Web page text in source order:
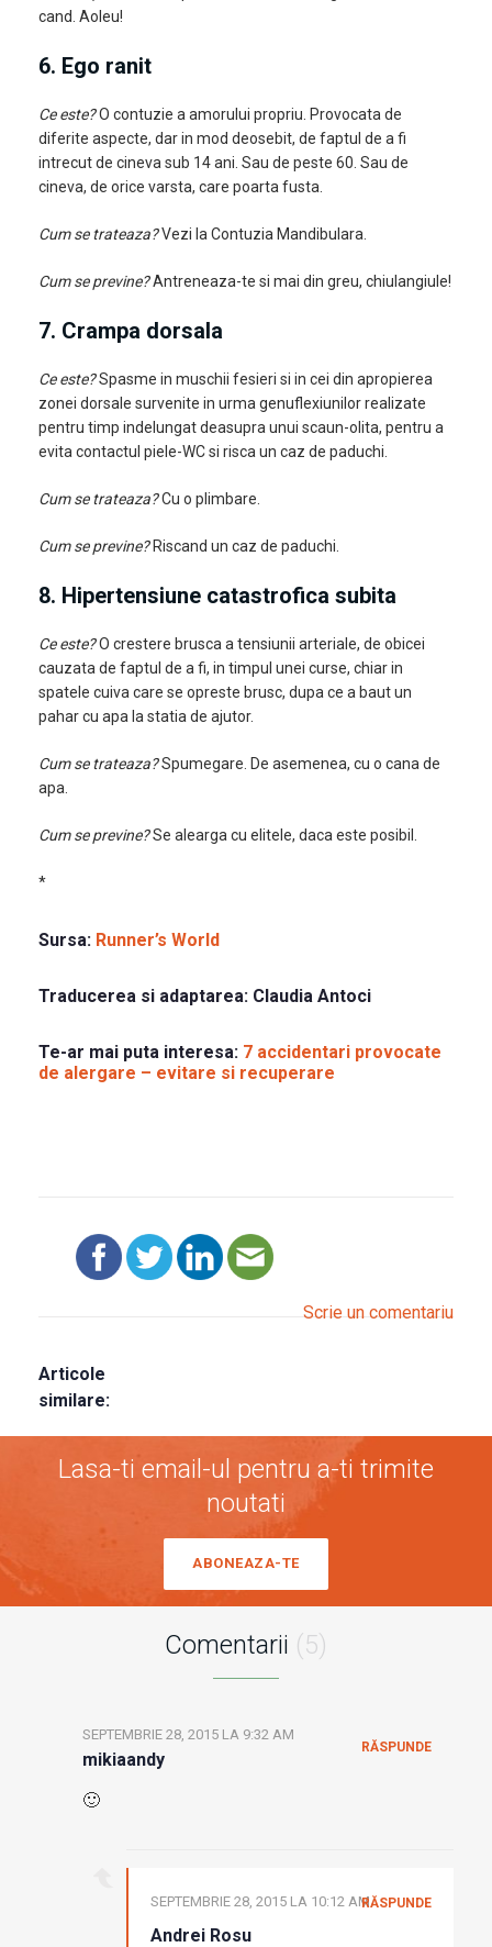
cand. Aoleu!
6. Ego ranit
Ce este?O contuzie a amorului propriu. Provocata de
diferite aspecte, dar in mod deosebit, de faptul de a fi
intrecut de cineva sub 14 ani. Sau de peste 60. Sau de
cineva, de orice varsta, care poarta fusta.
Cum se trateaza?Vezi la Contuzia Mandibulara.
Cum se previne?Antreneaza-te si mai din greu, chiulangiule!
7. Crampa dorsala
Ce este?Spasme in muschii fesieri si in cei din apropierea
zonei dorsale survenite in urma genuflexiunilor realizate
pentru timp indelungat deasupra unui scaun-olita, pentru a
evita contactul piele-WC si risca un caz de paduchi.
Cum se trateaza?Cu o plimbare.
Cum se previne?Riscand un caz de paduchi.
8. Hipertensiune catastrofica subita
Ce este?O crestere brusca a tensiunii arteriale, de obicei
cauzata de faptul de a fi, in timpul unei curse, chiar in
spatele cuiva care se opreste brusc, dupa ce a baut un
pahar cu apa la statia de ajutor.
Cum se trateaza?Spumegare. De asemenea, cu o cana de
apa.
Cum se previne?Se alearga cu elitele, daca este posibil.
*
Sursa: Runner’s World
Traducerea si adaptarea: Claudia Antoci
Te-ar mai puta interesa: 7 accidentari provocate
de alergare – evitare si recuperare
Scrie un comentariu
Articole
similare:
Lasa-ti email-ul pentru a-ti trimite
noutati
ABONEAZA-TE
Comentarii (5)
mikiaandy
SEPTEMBRIE 28, 2015 LA 9:32 AM
🙂
RĂSPUNDE
Andrei Rosu
SEPTEMBRIE 28, 2015 LA 10:12 AMRĂSPUNDE